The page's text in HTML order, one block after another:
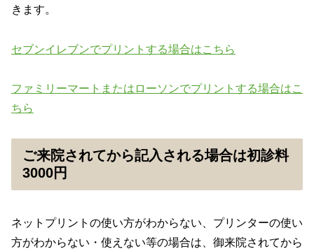
きます。
セブンイレブンでプリントする場合はこちら
ファミリーマートまたはローソンでプリントする場合はこ
ちら
ご来院されてから記入される場合は初診料
3000円
ネットプリントの使い方がわからない、プリンターの使い
方がわからない・使えない等の場合は、御来院されてから